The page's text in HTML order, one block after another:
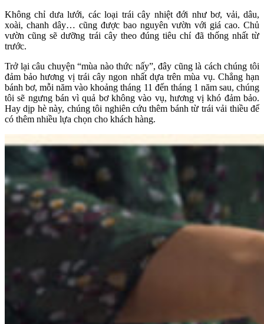
Không chỉ dưa lưới, các loại trái cây nhiệt đới như bơ, vải, dâu,
xoài, chanh dây… cũng được bao nguyên vườn với giá cao. Chủ
vườn cũng sẽ dưỡng trái cây theo đúng tiêu chí đã thống nhất từ
trước.
Trở lại câu chuyện “mùa nào thức nấy”, đây cũng là cách chúng tôi
đảm bảo hương vị trái cây ngon nhất dựa trên mùa vụ. Chẳng hạn
bánh bơ, mỗi năm vào khoảng tháng 11 đến tháng 1 năm sau, chúng
tôi sẽ ngưng bán vì quả bơ không vào vụ, hương vị khó đảm bảo.
Hay dịp hè này, chúng tôi nghiên cứu thêm bánh từ trái vải thiều để
có thêm nhiều lựa chọn cho khách hàng.